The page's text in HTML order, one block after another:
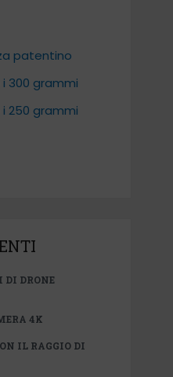
patentino
300 grammi
250 grammi
DRONE
4K
IL RAGGIO DI